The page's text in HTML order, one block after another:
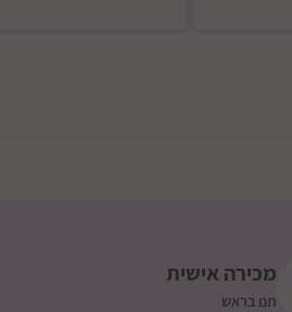
מכירה אישית
תנו בראש